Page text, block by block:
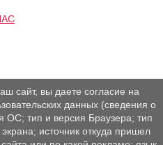
сайт, вы даете согласие на
данных (сведения о
ОС; тип и версия Браузера; тип
источник откуда пришел